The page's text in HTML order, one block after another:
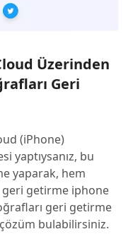
Üzerinden
Geri
(iPhone)
yaptıysanız, bu
yaparak, hem
getirme iphone
geri getirme
bulabilirsiniz.